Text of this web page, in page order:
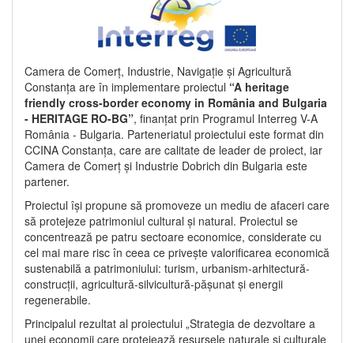
Camera de Comerț, Industrie, Navigație și Agricultură
Constanța are în implementare proiectul “A heritage
friendly cross-border economy in România and Bulgaria
- HERITAGE RO-BG”, finanțat prin Programul Interreg V-A
România - Bulgaria. Parteneriatul proiectului este format din
CCINA Constanța, care are calitate de leader de proiect, iar
Camera de Comerț și Industrie Dobrich din Bulgaria este
partener.
Proiectul își propune să promoveze un mediu de afaceri care
să protejeze patrimoniul cultural și natural. Proiectul se
concentrează pe patru sectoare economice, considerate cu
cel mai mare risc în ceea ce privește valorificarea economică
sustenabilă a patrimoniului: turism, urbanism-arhitectură-
construcții, agricultură-silvicultură-pășunat și energii
regenerabile.
Principalul rezultat al proiectului „Strategia de dezvoltare a
unei economii care protejează resursele naturale și culturale